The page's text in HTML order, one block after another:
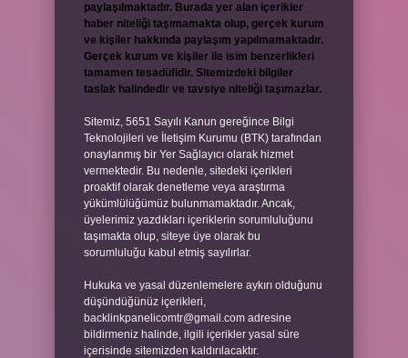
paylaşılmaktadır. Burada yer alan içerikler
haber niteliği taşımamakta olup, gerçek kurum
ve kişiler hakkında paylaşım yapılmamaktadır.
Gerçek kurum ve kişiler ile isim benzerlikleri
tamamen tesadüfidir. Sitemizdeki bilgiler
taslak halindedir ve tavsiye niteliği taşımazlar.
Sitemiz, 5651 Sayılı Kanun gereğince Bilgi
Teknolojileri ve İletişim Kurumu (BTK) tarafından
onaylanmış bir Yer Sağlayıcı olarak hizmet
vermektedir. Bu nedenle, sitedeki içerikleri
proaktif olarak denetleme veya araştırma
yükümlülüğümüz bulunmamaktadır. Ancak,
üyelerimiz yazdıkları içeriklerin sorumluluğunu
taşımakta olup, siteye üye olarak bu
sorumluluğu kabul etmiş sayılırlar.
Hukuka ve yasal düzenlemelere aykırı olduğunu
düşündüğünüz içerikleri,
backlinkpanelicomtr@gmail.com adresine
bildirmeniz halinde, ilgili içerikler yasal süre
içerisinde sitemizden kaldırılacaktır.